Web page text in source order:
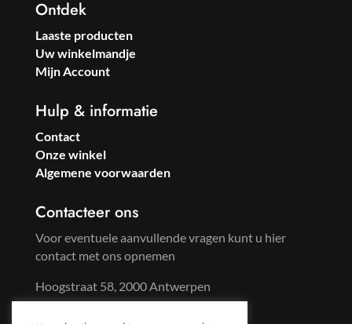
Ontdek
Laaste producten
Uw winkelmandje
Mijn Account
Hulp & informatie
Contact
Onze winkel
Algemene voorwaarden
Contacteer ons
Voor eventuele aanvullende vragen kunt u hier
contact met ons opnemen
Hoogstraat 58, 2000 Antwerpen